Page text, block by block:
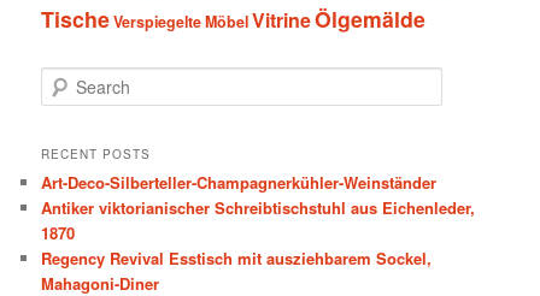
TischeVerspiegelte MöbelVitrineÖlgemälde
e
r
h
RECENT POSTS
Art-Deco-Silberteller-Champagnerkühler-Weinständer
Antiker viktorianischer Schreibtischstuhl aus Eichenleder,
1870
Regency Revival Esstisch mit ausziehbarem Sockel,
Mahagoni-Diner